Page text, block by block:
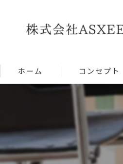
ホーム コンセプト